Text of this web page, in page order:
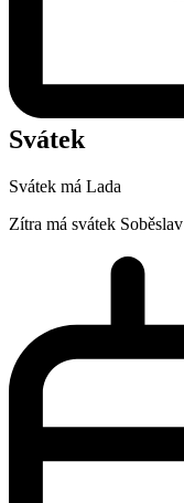
Svátek
Svátek má Lada
Zítra má svátek Soběslav